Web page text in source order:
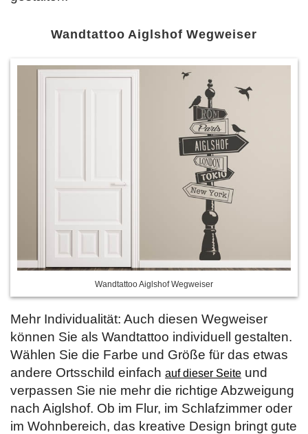
Wandtattoo Aiglshof Wegweiser
Wandtattoo Aiglshof Wegweiser
Mehr Individualität: Auch diesen Wegweiser
können Sie als Wandtattoo individuell gestalten.
Wählen Sie die Farbe und Größe für das etwas
andere Ortsschild einfach auf dieser Seite und
verpassen Sie nie mehr die richtige Abzweigung
nach Aiglshof. Ob im Flur, im Schlafzimmer oder
im Wohnbereich, das kreative Design bringt gute